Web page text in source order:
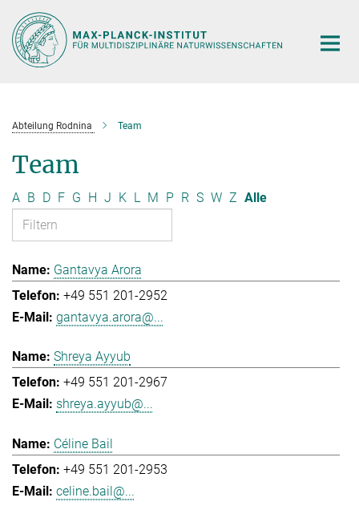
Hauptinhalt
Abteilung Rodnina Team
Team
A B D F G H J K L M P R S W Z Alle
Gantavya Arora
+49 551 201-2952
gantavya.arora@...
Shreya Ayyub
+49 551 201-2967
shreya.ayyub@...
Céline Bail
+49 551 201-2953
celine.bail@...